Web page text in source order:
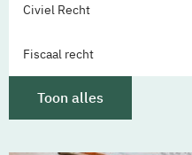
Civiel Recht
Fiscaal recht
Toon alles